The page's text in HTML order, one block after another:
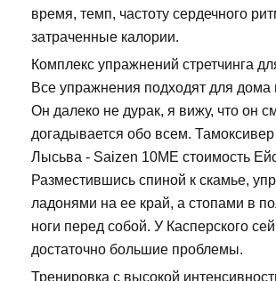
время, темп, частоту сердечного
затраченные калории.
Комплекс упражнений стретчинга
Все упражнения подходят для дома
Он далеко не дурак, я вижу, что он
догадывается обо всем.
Лысьва - Saizen 10ME стоимость
Разместившись спиной к скамье,
ладонями на ее край, а стопами в
ноги перед собой. У Касперского
достаточно большие проблемы.
Тренировка с высокой